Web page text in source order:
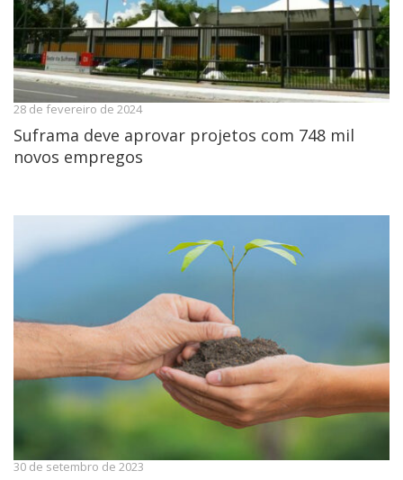
28 de fevereiro de 2024
Suframa deve aprovar projetos com 748 mil
novos empregos
30 de setembro de 2023